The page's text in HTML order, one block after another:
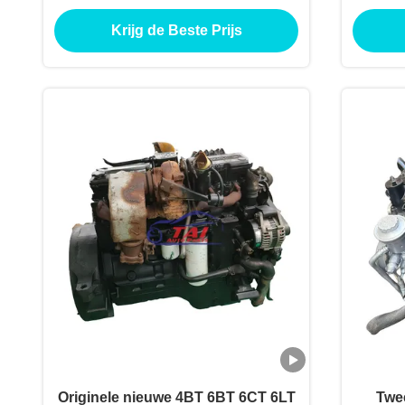
Cummins 6CT
Krijg de Beste Prijs
FE
Originele nieuwe 4BT 6BT 6CT 6LT